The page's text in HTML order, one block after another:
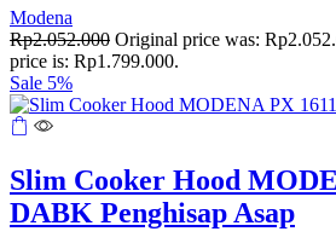
Modena
Rp2.052.000 Original price was:
price is: Rp1.799.000.
Sale 5%
Slim Cooker Hood
DABK Penghisap Asap